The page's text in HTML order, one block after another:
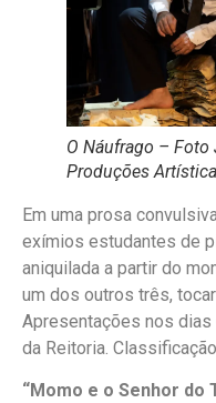
O Náufrago –
Produções
Em uma prosa
exímios estudantes de
aniquilada a partir do
um dos outros três,
Apresentações nos dias
da Reitoria.
“Momo e o Senhor do